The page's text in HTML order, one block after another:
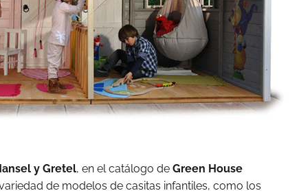
y Gretel, en el catálogo de Green House
de modelos de casitas infantiles, como los